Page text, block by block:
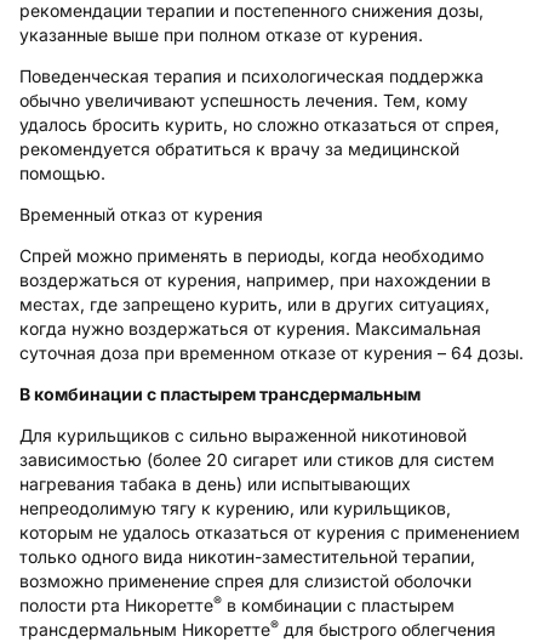
рекомендации терапии и постепенного снижения дозы,
указанные выше при полном отказе от курения.
Поведенческая терапия и психологическая поддержка
обычно увеличивают успешность лечения. Тем, кому
удалось бросить курить, но сложно отказаться от спрея,
рекомендуется обратиться к врачу за медицинской
помощью.
Временный отказ от курения
Спрей можно применять в периоды, когда необходимо
воздержаться от курения, например, при нахождении в
местах, где запрещено курить, или в других ситуациях,
когда нужно воздержаться от курения. Максимальная
суточная доза при временном отказе от курения – 64 дозы.
В комбинации с пластырем трансдермальным
Для курильщиков с сильно выраженной никотиновой
зависимостью (более 20 сигарет или стиков для систем
нагревания табака в день) или испытывающих
непреодолимую тягу к курению, или курильщиков,
которым не удалось отказаться от курения с применением
только одного вида никотин-заместительной терапии,
возможно применение спрея для слизистой оболочки
полости рта Никоретте® в комбинации с пластырем
трансдермальным Никоретте® для быстрого облегчения